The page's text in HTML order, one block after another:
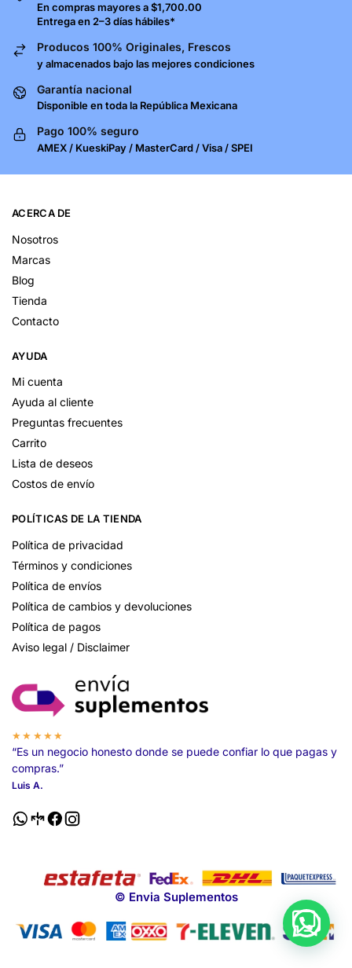
En compras mayores a $1,700.00
Entrega en 2–3 días hábiles*
Producos 100% Originales, Frescos
y almacenados bajo las mejores condiciones
Garantía nacional
Disponible en toda la República Mexicana
Pago 100% seguro
AMEX / KueskiPay / MasterCard / Visa / SPEI
ACERCA DE
Nosotros
Marcas
Blog
Tienda
Contacto
AYUDA
Mi cuenta
Ayuda al cliente
Preguntas frecuentes
Carrito
Lista de deseos
Costos de envío
POLÍTICAS DE LA TIENDA
Política de privacidad
Términos y condiciones
Política de envíos
Política de cambios y devoluciones
Política de pagos
Aviso legal / Disclaimer
★★★★★
“Es un negocio honesto donde se puede confiar lo que pagas y
compras.”
Luis A.
© Envia Suplementos